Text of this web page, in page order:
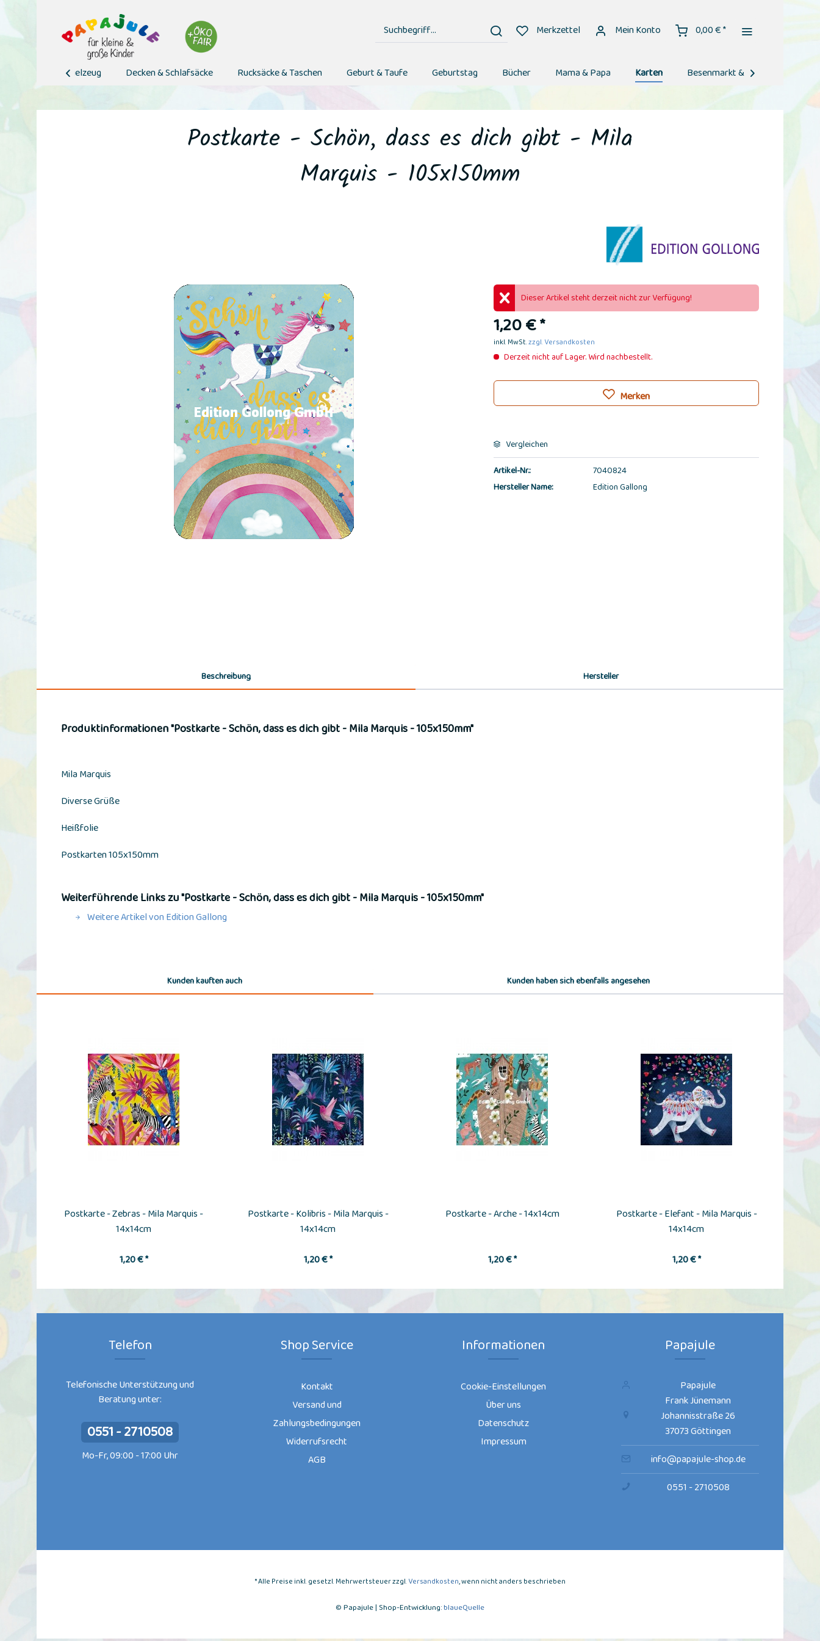
Merkzettel Mein Konto 0,00 € *
Spielzeug Decken & Schlafsäcke Rucksäcke & Taschen Geburt & Taufe Geburtstag Bücher Mama & Papa Karten Besenmarkt & Schnäppchen
 
Postkarte - Schön, dass es dich gibt - Mila
Marquis - 105x150mm
Dieser Artikel steht derzeit nicht zur Verfügung!
1,20 € *
inkl. MwSt.zzgl. Versandkosten
Derzeit nicht auf Lager. Wird nachbestellt.
Vergleichen
Merken
Artikel-Nr.:
7040824
Hersteller Name:
Edition Gallong
Beschreibung Hersteller
Produktinformationen "Postkarte - Schön, dass es dich gibt - Mila Marquis - 105x150mm"
Mila Marquis
Diverse Grüße
Heißfolie
Postkarten 105x150mm
Weiterführende Links zu "Postkarte - Schön, dass es dich gibt - Mila Marquis - 105x150mm"
Weitere Artikel von Edition Gallong
Kunden kauften auch Kunden haben sich ebenfalls angesehen
Postkarte - Zebras - Mila Marquis -
14x14cm
1,20 € *
Postkarte - Kolibris - Mila Marquis -
14x14cm
1,20 € *
Postkarte - Arche - 14x14cm
1,20 € *
Postkarte - Elefant - Mila Marquis -
14x14cm
1,20 € *
Telefon
Telefonische Unterstützung und
Beratung unter:
0551 - 2710508
Mo-Fr, 09:00 - 17:00 Uhr
Shop Service
Kontakt
Versand und
Zahlungsbedingungen
Widerrufsrecht
AGB
Informationen
Cookie-Einstellungen
Über uns
Datenschutz
Impressum
Papajule
Papajule
Frank Jünemann
Johannisstraße 26
37073 Göttingen
info@papajule-shop.de
0551 - 2710508
* Alle Preise inkl. gesetzl. Mehrwertsteuer zzgl. Versandkosten, wenn nicht anders beschrieben
© Papajule | Shop-Entwicklung:blaueQuelle